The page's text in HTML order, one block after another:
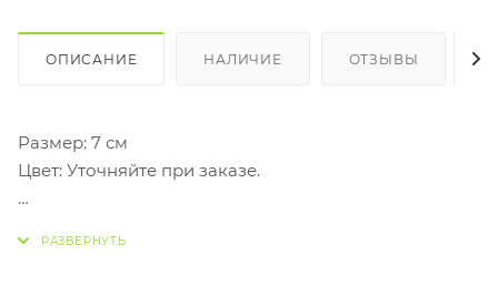
ОПИСАНИЕ НАЛИЧИЕ ОТЗЫВЫ
Размер: 7 см
Цвет: Уточняйте при заказе.